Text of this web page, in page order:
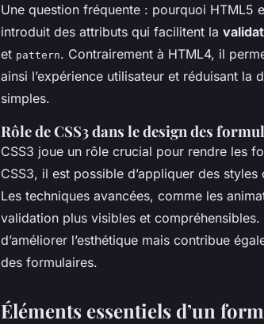
Une question fréquente : pourquoi HTML5
introduit des attributs qui facilitent la
et pattern. Contrairement à HTML4, il
ainsi l’expérience utilisateur et réduisant
simples.
Rôle de CSS3 dans le design des
CSS3 joue un rôle crucial pour rendre les
CSS3, il est possible d’appliquer des
Les techniques avancées, comme les
validation plus visibles et
d’améliorer l’esthétique mais contribue
des formulaires.
Éléments essentiels d’un